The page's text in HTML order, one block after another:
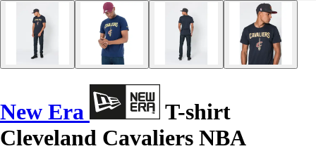
New Era
T-shirt
Cleveland Cavaliers NBA